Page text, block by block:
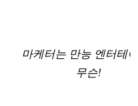
마케터는 만능 엔터테
무슨!